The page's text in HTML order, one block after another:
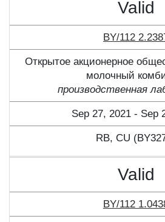
Valid
BY/112
Открытое акционерное
молочный
производственная
Sep 27, 2021 - Sep
RB, CU
Valid
BY/112